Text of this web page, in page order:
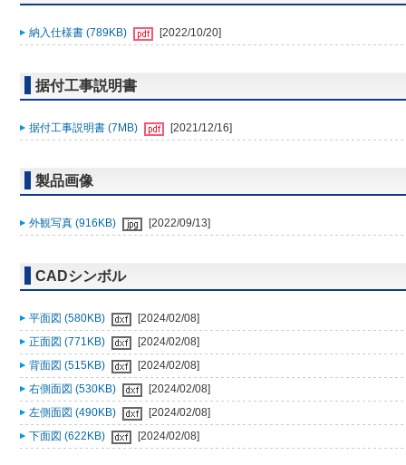
納入仕様書 (789KB) [2022/10/20]
据付工事説明書
据付工事説明書 (7MB) [2021/12/16]
製品画像
外観写真 (916KB) [2022/09/13]
CADシンボル
平面図 (580KB)
[2024/02/08]
正面図 (771KB)
[2024/02/08]
背面図 (515KB)
[2024/02/08]
右側面図 (530KB)
[2024/02/08]
左側面図 (490KB)
[2024/02/08]
下面図 (622KB)
[2024/02/08]